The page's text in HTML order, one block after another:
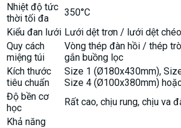
Nhiệt độ tức
thời tối đa
350°C
Kiểu đan lưới Lưới dệt trơn / lưới dệt
Quy cách
miệng túi
Vòng thép đàn hồi / thép
gắn buồng lọc
Kích thước
tiêu chuẩn
Size 1 (Ø180x430mm),
Size 4 (Ø100x380mm)
Độ bền cơ
học
Rất cao, chịu rung, chịu va
Khả năng